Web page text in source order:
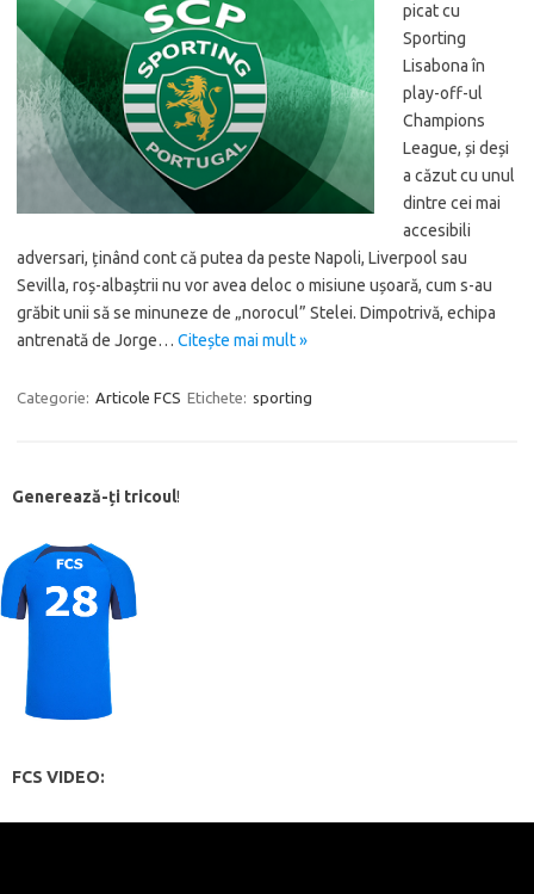
picat cu
Sporting
Lisabona în
play-off-ul
Champions
League, și deși
a căzut cu unul
dintre cei mai
accesibili
adversari, ținând cont că putea da peste Napoli, Liverpool sau
Sevilla, roș-albaștrii nu vor avea deloc o misiune ușoară, cum s-au
grăbit unii să se minuneze de „norocul” Stelei. Dimpotrivă, echipa
antrenată de Jorge… Citește mai mult »
Categorie: Articole FCS Etichete: sporting
Generează-ți tricoul!
FCS VIDEO: